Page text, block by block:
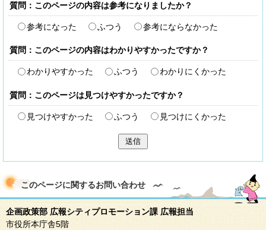
質問：このページの内容は参考になりましたか？
参考になった ふつう 参考にならなかった
質問：このページの内容はわかりやすかったですか？
わかりやすかった ふつう わかりにくかった
質問：このページは見つけやすかったですか？
見つけやすかった ふつう 見つけにくかった
送信
このページに関するお問い合わせ
企画政策部 広報シティプロモーション課 広報担当
市役所本庁舎5階